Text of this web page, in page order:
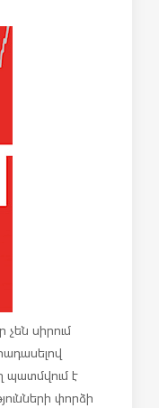
չեն սիրում
պատմվում է
փորձի